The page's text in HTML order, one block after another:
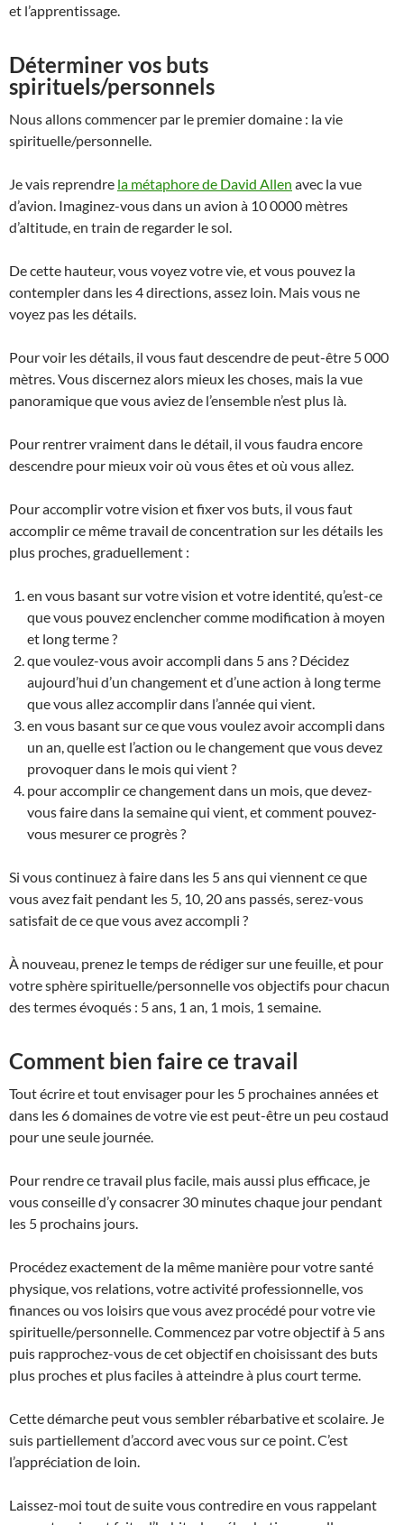
et l’apprentissage.
Déterminer vos buts
spirituels/personnels
Nous allons commencer par le premier domaine : la vie
spirituelle/personnelle.
Je vais reprendre la métaphore de David Allen avec la vue
d’avion. Imaginez-vous dans un avion à 10 0000 mètres
d’altitude, en train de regarder le sol.
De cette hauteur, vous voyez votre vie, et vous pouvez la
contempler dans les 4 directions, assez loin. Mais vous ne
voyez pas les détails.
Pour voir les détails, il vous faut descendre de peut-être 5 000
mètres. Vous discernez alors mieux les choses, mais la vue
panoramique que vous aviez de l’ensemble n’est plus là.
Pour rentrer vraiment dans le détail, il vous faudra encore
descendre pour mieux voir où vous êtes et où vous allez.
Pour accomplir votre vision et fixer vos buts, il vous faut
accomplir ce même travail de concentration sur les détails les
plus proches, graduellement :
en vous basant sur votre vision et votre identité, qu’est-ce
que vous pouvez enclencher comme modification à moyen
et long terme ?
que voulez-vous avoir accompli dans 5 ans ? Décidez
aujourd’hui d’un changement et d’une action à long terme
que vous allez accomplir dans l’année qui vient.
en vous basant sur ce que vous voulez avoir accompli dans
un an, quelle est l’action ou le changement que vous devez
provoquer dans le mois qui vient ?
pour accomplir ce changement dans un mois, que devez-
vous faire dans la semaine qui vient, et comment pouvez-
vous mesurer ce progrès ?
Si vous continuez à faire dans les 5 ans qui viennent ce que
vous avez fait pendant les 5, 10, 20 ans passés, serez-vous
satisfait de ce que vous avez accompli ?
À nouveau, prenez le temps de rédiger sur une feuille, et pour
votre sphère spirituelle/personnelle vos objectifs pour chacun
des termes évoqués : 5 ans, 1 an, 1 mois, 1 semaine.
Comment bien faire ce travail
Tout écrire et tout envisager pour les 5 prochaines années et
dans les 6 domaines de votre vie est peut-être un peu costaud
pour une seule journée.
Pour rendre ce travail plus facile, mais aussi plus efficace, je
vous conseille d’y consacrer 30 minutes chaque jour pendant
les 5 prochains jours.
Procédez exactement de la même manière pour votre santé
physique, vos relations, votre activité professionnelle, vos
finances ou vos loisirs que vous avez procédé pour votre vie
spirituelle/personnelle. Commencez par votre objectif à 5 ans
puis rapprochez-vous de cet objectif en choisissant des buts
plus proches et plus faciles à atteindre à plus court terme.
Cette démarche peut vous sembler rébarbative et scolaire. Je
suis partiellement d’accord avec vous sur ce point. C’est
l’appréciation de loin.
Laissez-moi tout de suite vous contredire en vous rappelant